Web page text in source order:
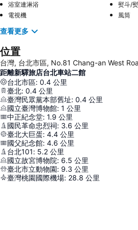
浴室連淋浴
熨斗/
電視機
風筒
查看更多
位置
台灣, 台北市區, No.81 Chang-an West
距離新驛旅店台北車站二館
台北市區: 0.4 公里
臺北: 0.4 公里
臺灣民眾黨本部舊址: 0.4 公里
國立臺灣博物館: 1 公里
中正紀念堂: 1.9 公里
國民革命忠烈祠: 3.6 公里
臺北大巨蛋: 4.4 公里
國父紀念館: 4.6 公里
台北101: 5.2 公里
國立故宮博物院: 6.5 公里
臺北市立動物園: 9.3 公里
臺灣桃園國際機場: 28.8 公里